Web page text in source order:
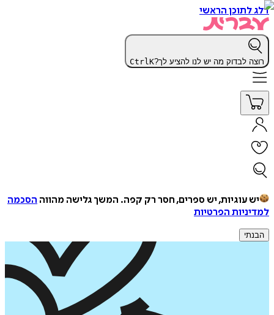
דלג לתוכן הראשי
רוצה לבדוק מה יש לנו להציע לך? CtrlK
יש עוגיות, יש ספרים, חסר רק קפה. המשך גלישה מהווה הסכמה
למדיניות הפרטיות
הבנתי